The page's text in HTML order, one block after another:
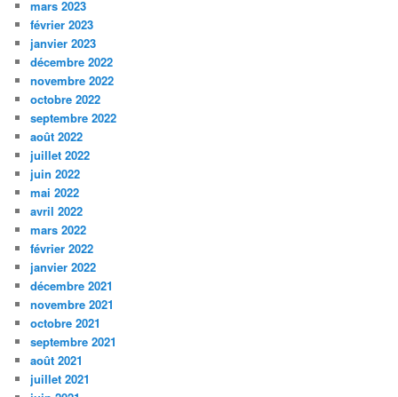
mars 2023
février 2023
janvier 2023
décembre 2022
novembre 2022
octobre 2022
septembre 2022
août 2022
juillet 2022
juin 2022
mai 2022
avril 2022
mars 2022
février 2022
janvier 2022
décembre 2021
novembre 2021
octobre 2021
septembre 2021
août 2021
juillet 2021